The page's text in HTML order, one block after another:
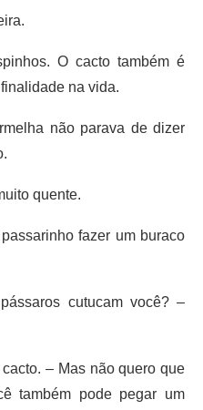
O cacto também é
na vida.
não parava de dizer
quente.
fazer um buraco
cutucam você? –
– Mas não quero que
também pode pegar um